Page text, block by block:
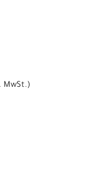
MwSt.)